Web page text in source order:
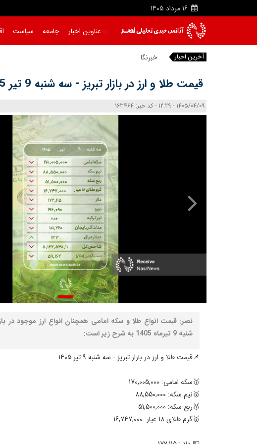
16 مرداد 1405
عناوین اخبار جامعه سیاست
آخرین اخبار خبرنگار؛ آنکه
قیمت طلا و ارز در بازار تبریز - سه شنبه 9 تیر 1405
1405/04/09 - 12:29 - کد خبر: 163464
نصر: قیمت انواع طلا و سکه امامی همچنان انواع ارز موجود در
شنبه 9 تیرماه 1405 به شرح زیر است:
📌قیمت طلا و ارز در بازار تبریز - سه شنبه 9 تیر 1405
🥇سکه امامی: 170,005,000
🥇نیم سکه: 88,550,000
🥇ربع سکه: 51,500,000
🥇گرم طلای 18 عیار: 16,747,000